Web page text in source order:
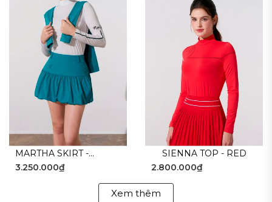
MARTHA SKIRT -
GREEN
3.250.000₫
SIENNA TOP - RED
2.800.000₫
Xem thêm